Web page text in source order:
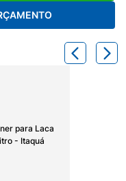
para Laca
- Itaquá